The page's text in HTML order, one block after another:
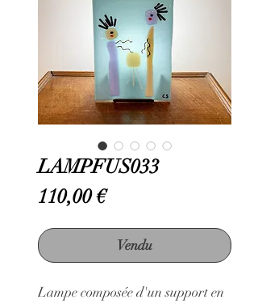
LAMPFUS033
110,00 €Prix
Vendu
Lampe composée d'un support en